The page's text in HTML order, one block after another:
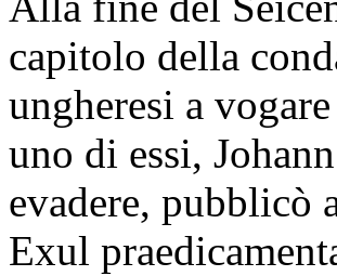
capitolo della
ungheresi a
uno di essi,
evadere, pubblicò
Exul